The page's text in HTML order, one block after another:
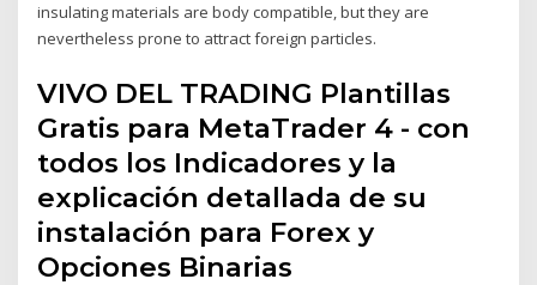
insulating materials are body compatible, but they are
nevertheless prone to attract foreign particles.
VIVO DEL TRADING Plantillas
Gratis para MetaTrader 4 - con
todos los Indicadores y la
explicación detallada de su
instalación para Forex y
Opciones Binarias